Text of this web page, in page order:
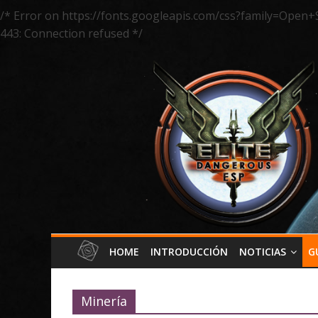
/* Error on https://fonts.googleapis.com/
443: Connection refused */
HOME INTRODUCCIÓN NOTICIAS
Minería